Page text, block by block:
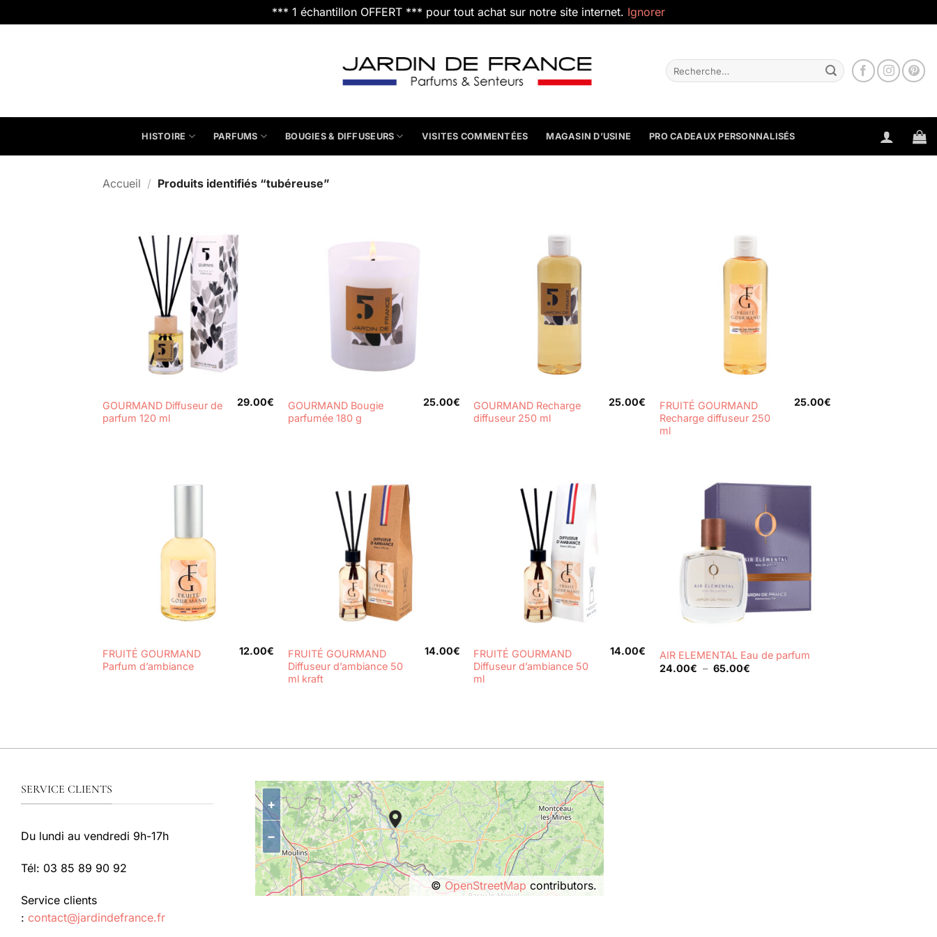
*** 1 échantillon OFFERT *** pour tout achat sur notre site internet. Ignorer
Recherche
pour :
HISTOIRE PARFUMS BOUGIES & DIFFUSEURS VISITES COMMENTÉES MAGASIN D’USINE PRO CADEAUX PERSONNALISÉS
Accueil / Produits identifiés “tubéreuse”
GOURMAND Diffuseur de
parfum 120 ml
29.00€
GOURMAND Bougie
parfumée 180 g
25.00€
GOURMAND Recharge
diffuseur 250 ml
25.00€
FRUITÉ GOURMAND
Recharge diffuseur 250
ml
25.00€
FRUITÉ GOURMAND
Parfum d’ambiance
12.00€
FRUITÉ GOURMAND
Diffuseur d’ambiance 50
ml kraft
14.00€
FRUITÉ GOURMAND
Diffuseur d’ambiance 50
ml
14.00€
AIR ELEMENTAL Eau de parfum
24.00€ – 65.00€Plage
SERVICE CLIENTS
Du lundi au vendredi 9h-17h
Tél: 03 85 89 90 92
Service clients
: contact@jardindefrance.fr
+
−
© OpenStreetMap contributors.